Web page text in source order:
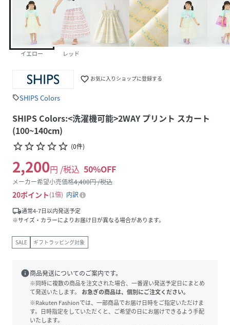
イエロー レッド
favorite_border お気に入りショップに登録する
sellSHIPS Colors
SHIPS Colors:<洗濯機可能>2WAY プリント スカート
(100~140cm)
star_borderstar_borderstar_borderstar_borderstar_border (0件)
2,200円 /税込 50%OFF
メーカー希望小売価格4,400円 /税込
20ポイント 1倍
内訳
local_shipping通常4-7日以内発送予定
※サイズ・カラーによりお届け日が異なる場合があります。
SALE ギフトラッピング対象
info商品発送についてのご案内です。
※同時に複数の商品を注文された場合、一番遅い発送予定日にまとめ
て発送いたします。
お急ぎの商品は、個別にご注文ください。
※Rakuten Fashionでは、一部商品でお届け日時をご指定いただけま
す。日時指定をしていただくと、ご希望の日にお届けできるよう手配
いたします。